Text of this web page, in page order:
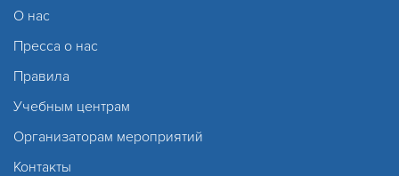
О нас
Пресса о нас
Правила
Учебным центрам
Организаторам мероприятий
Контакты